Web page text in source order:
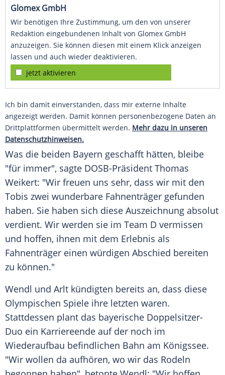
Glomex GmbH
Wir benötigen Ihre Zustimmung, um den von unserer
Redaktion eingebundenen Inhalt von Glomex GmbH
anzuzeigen. Sie können diesen mit einem Klick anzeigen
lassen und auch wieder deaktivieren.
jetzt aktivieren
Ich bin damit einverstanden, dass mir externe Inhalte
angezeigt werden. Damit können personenbezogene Daten an
Drittplattformen übermittelt werden. Mehr dazu in unseren
Datenschutzhinweisen.
Was die beiden Bayern geschafft hätten, bleibe
"für immer", sagte DOSB-Präsident Thomas
Weikert: "Wir freuen uns sehr, dass wir mit den
Tobis zwei wunderbare Fahnenträger gefunden
haben. Sie haben sich diese Auszeichnung absolut
verdient. Wir werden sie im Team D vermissen
und hoffen, ihnen mit dem Erlebnis als
Fahnenträger einen würdigen Abschied bereiten
zu können."
Wendl und Arlt kündigten bereits an, dass diese
Olympischen Spiele ihre letzten waren.
Stattdessen plant das bayerische Doppelsitzer-
Duo ein Karriereende auf der noch im
Wiederaufbau befindlichen Bahn am Königssee.
"Wir wollen da aufhören, wo wir das Rodeln